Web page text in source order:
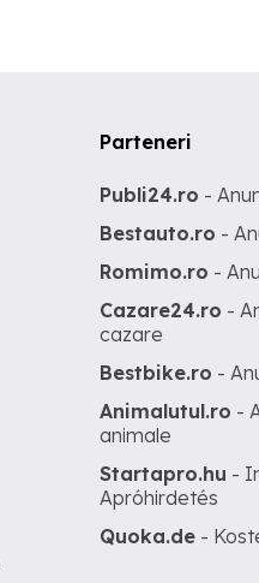
Parteneri
Publi24.ro -
Bestauto.ro -
Romimo.ro -
Cazare24.ro -
cazare
Bestbike.ro -
Animalutul.ro -
animale
Startapro.hu -
Apróhirdetés
Quoka.de -